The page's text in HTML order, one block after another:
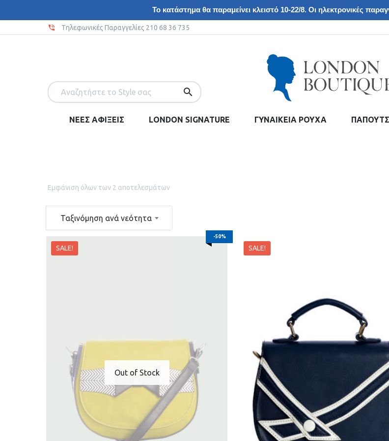
Το κατάστημα θα παραμείνει κλειστό 10-22/8. Οι ηλεκτρονικές
Tηλεφωνικές Παραγγελίες 210 68 36 735
ΝΕΕΣ ΑΦΙΞΕΙΣ LONDON SIGNATURE ΓΥΝΑΙΚΕΙΑ ΡΟΥΧΑ
Εμφάνιση όλων των 2 αποτελεσμάτων
Ταξινόμηση ανά νεότητα
-50%
Εκκαθάριση
SALE!
Out of Stock
SALE!